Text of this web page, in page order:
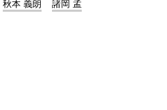
秋本 義朗
諸岡 孟